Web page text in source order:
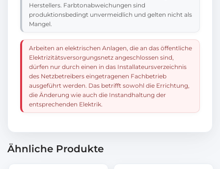
Herstellers. Farbtonabweichungen sind
produktionsbedingt unvermeidlich und gelten nicht als
Mangel.
Arbeiten an elektrischen Anlagen, die an das öffentliche
Elektrizitätsversorgungsnetz angeschlossen sind,
dürfen nur durch einen in das Installateursverzeichnis
des Netzbetreibers eingetragenen Fachbetrieb
ausgeführt werden. Das betrifft sowohl die Errichtung,
die Änderung wie auch die Instandhaltung der
entsprechenden Elektrik.
Ähnliche Produkte